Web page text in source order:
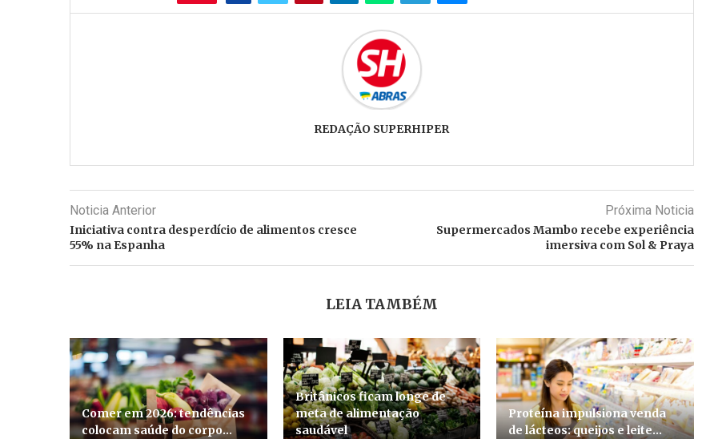
REDAÇÃO SUPERHIPER
Noticia Anterior
Iniciativa contra desperdício de alimentos cresce
55% na Espanha
Próxima Noticia
Supermercados Mambo recebe experiência
imersiva com Sol & Praya
LEIA TAMBÉM
Comer em 2026: tendências
colocam saúde do corpo...
Britânicos ficam longe de
meta de alimentação
saudável
Proteína impulsiona venda
de lácteos: queijos e leite...